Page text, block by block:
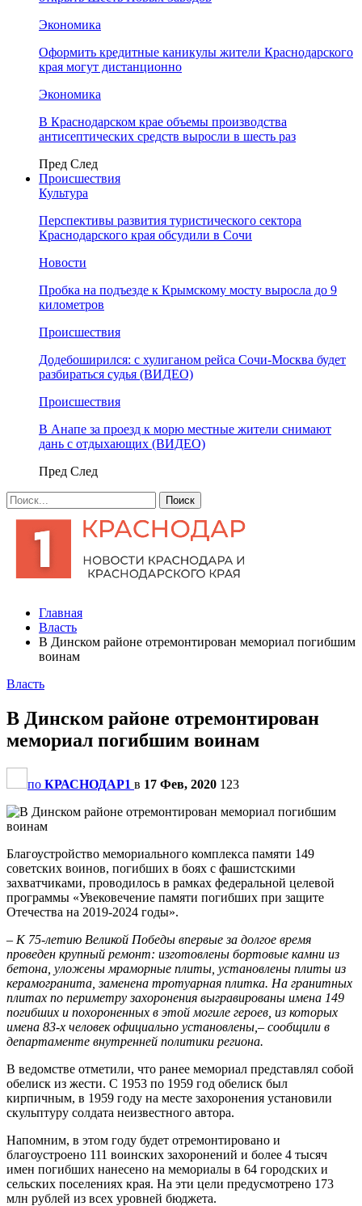
Экономика
Оформить кредитные каникулы жители Краснодарского
края могут дистанционно
Экономика
В Краснодарском крае объемы производства
антисептических средств выросли в шесть раз
Пред След
Происшествия
Культура
Перспективы развития туристического сектора
Краснодарского края обсудили в Сочи
Новости
Пробка на подъезде к Крымскому мосту выросла до 9
километров
Происшествия
Додебоширился: с хулиганом рейса Сочи-Москва будет
разбираться судья (ВИДЕО)
Происшествия
В Анапе за проезд к морю местные жители снимают
дань с отдыхающих (ВИДЕО)
Пред След
Главная
Власть
В Динском районе отремонтирован мемориал погибшим
воинам
Власть
В Динском районе отремонтирован
мемориал погибшим воинам
по КРАСНОДАР1 в 17 Фев, 2020 123
Благоустройство мемориального комплекса памяти 149
советских воинов, погибших в боях с фашистскими
захватчиками, проводилось в рамках федеральной целевой
программы «Увековечение памяти погибших при защите
Отечества на 2019-2024 годы».
– К 75-летию Великой Победы впервые за долгое время
проведен крупный ремонт: изготовлены бортовые камни из
бетона, уложены мраморные плиты, установлены плиты из
керамогранита, заменена тротуарная плитка. На гранитных
плитах по периметру захоронения выгравированы имена 149
погибших и похороненных в этой могиле героев, из которых
имена 83-х человек официально установлены,– сообщили в
департаменте внутренней политики региона.
В ведомстве отметили, что ранее мемориал представлял собой
обелиск из жести. С 1953 по 1959 год обелиск был
кирпичным, в 1959 году на месте захоронения установили
скульптуру солдата неизвестного автора.
Напомним, в этом году будет отремонтировано и
благоустроено 111 воинских захоронений и более 4 тысяч
имен погибших нанесено на мемориалы в 64 городских и
сельских поселениях края. На эти цели предусмотрено 173
млн рублей из всех уровней бюджета.